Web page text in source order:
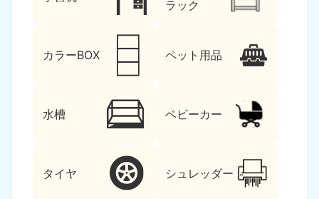
ラック
カラーBOX ペット用品
水槽 ベビーカー
タイヤ シュレッダー